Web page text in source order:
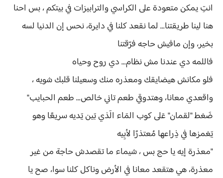
انتِ يمكن متعودة على الكراسي والترابيزات في بيتكم ، بس احنا
هنا لينا طريقتنا... لما نقعد كلنا في دايرة، نحس إن الدنيا لسه
بخير، وإن مافيش حاجه فرّقتنا
فاللمه دي عندنا مش نظام... دي روح وحياه
فلو مكانش هيضايقك ومعذره منك وسعيلنا قلبك شويه ،
واقعدي معانا، وهتدوقي طعم تاني خالص... طعم الحبايب"
ضَغط "لقمان" عَلى كوب المَاء الَذي بَين يَديه سريعًا وهو
يَغمزها في ذِراعها مُعتذرًا لأبِيه
"معذرة إيه يا حج بس ، شيماء ما تقصدش حاجة من غير
معذرة، هي هتقعد معانا في الأرض وناكل كلنا سوا، صح يا